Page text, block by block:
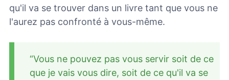
qu'il va se trouver dans un livre tant que vous ne
l'aurez pas confronté à vous-même.
“Vous ne pouvez pas vous servir soit de ce
que je vais vous dire, soit de ce qu'il va se